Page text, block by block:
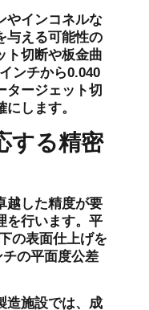
やインコネルな
与える可能性の
ト切断や板金曲
ンチから0.040
タージェット切
します。
する精密
越した精度が要
を行います。平
の表面仕上げを
の平面度公差
造施設では、成